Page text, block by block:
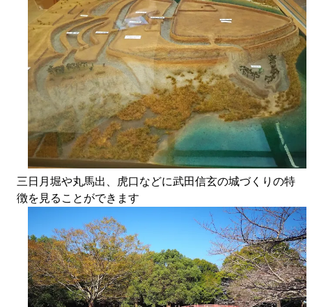
三日月堀や丸馬出、虎口などに武田信玄の城づくりの特
徴を見ることができます